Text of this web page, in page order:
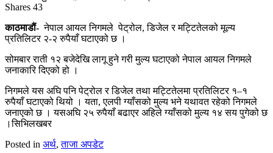
Shares 43
काठमाडौं- नेपाल आयल निगमले पेट्रोल, डिजेल र मट्टितेलको मूल्य
प्रतिलिटर २-२ रुपैयाँ घटाएको छ ।
सोमबार राती १२ बजेदेखि लागू हुने गरी मुल्य घटाएको नेपाल आयल निगमले
जनाकारि दिएको हो ।
निगमले यस अघि पनि पेट्रोल र डिजेल तथा मट्टितेलमा प्रतिलिटर १–१
रुपैयाँ घटाएको थियो । यता, एलपी ग्याँसको मुल्य भने यथावत रहेको निगमले
जनाएको छ । यसअघि २५ रुपैयाँ बढाएर अहिले ग्याँसको मुल्य १४ सय पुगेको छ
।सिभिलखबर
Posted in अर्थ,ताजा अपडेट